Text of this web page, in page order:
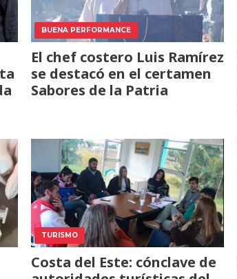
BUENA PERFORMANCE
El chef costero Luis Ramírez
se destacó en el certamen
Sabores de la Patria
TURISMO
Costa del Este: cónclave de